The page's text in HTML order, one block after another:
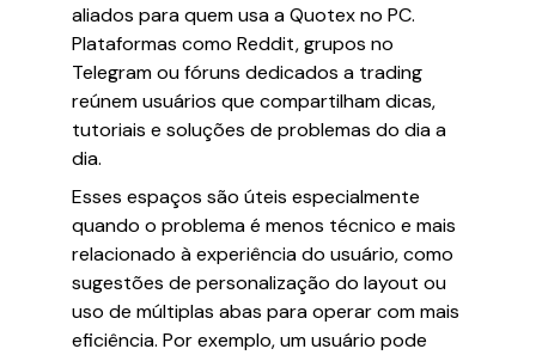
aliados para quem usa a Quotex no PC.
Plataformas como Reddit, grupos no
Telegram ou fóruns dedicados a trading
reúnem usuários que compartilham dicas,
tutoriais e soluções de problemas do dia a
dia.
Esses espaços são úteis especialmente
quando o problema é menos técnico e mais
relacionado à experiência do usuário, como
sugestões de personalização do layout ou
uso de múltiplas abas para operar com mais
eficiência. Por exemplo, um usuário pode